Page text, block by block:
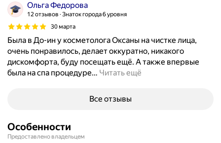
Ольга Федорова
12 отзывов Знаток города 6 уровня
30 марта
Была в До-ин у косметолога Оксаны на чистке лица,
очень понравилось, делает оккуратно, никакого
дискомфорта, буду посещать ещё. А также впервые
была на спа процедуре… Читать ещё
Все отзывы
Особенности
Предоставлено владельцем